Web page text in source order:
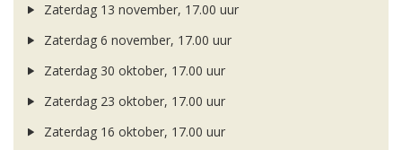
Zaterdag 13 november, 17.00 uur
Zaterdag 6 november, 17.00 uur
Zaterdag 30 oktober, 17.00 uur
Zaterdag 23 oktober, 17.00 uur
Zaterdag 16 oktober, 17.00 uur